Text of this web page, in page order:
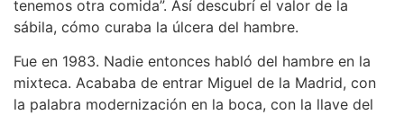
tenemos otra comida”. Así descubrí el valor de la
sábila, cómo curaba la úlcera del hambre.
Fue en 1983. Nadie entonces habló del hambre en la
mixteca. Acababa de entrar Miguel de la Madrid, con
la palabra modernización en la boca, con la llave del